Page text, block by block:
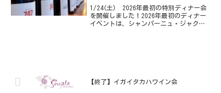
1/24(土) 2026年最初の特別ディナー会
を開催しました！2026年最初のディナー
イベントは、シャンパーニュ・ジャクソ
【終了】イガイタカハワイン会